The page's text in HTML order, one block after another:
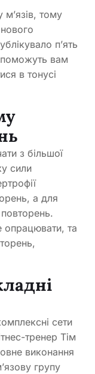
м’язів, тому
п’ять
вам
в тонусі
з більшої
сили
а для
повторень.
опрацювати, та
сети
тренер Тім
виконання
групу